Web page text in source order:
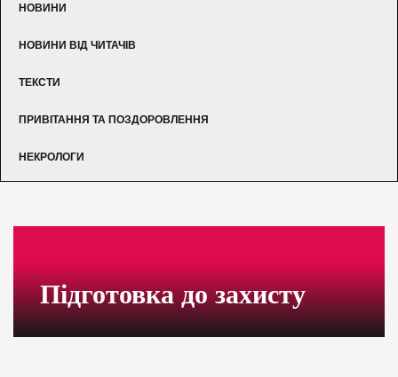
НОВИНИ
НОВИНИ ВІД ЧИТАЧІВ
ТЕКСТИ
ПРИВІТАННЯ ТА ПОЗДОРОВЛЕННЯ
НЕКРОЛОГИ
Підготовка до захисту